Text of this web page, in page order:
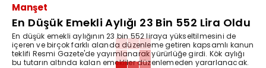
Manşet
En Düşük Emekli Aylığı 23 Bin 552 Lira Oldu
En düşük emekli aylığının 23 bin 552 liraya yükseltilmesini de
içeren ve birçok farklı alanda düzenleme getiren kapsamlı kanun
teklifi Resmi Gazete'de yayımlanarak yürürlüğe girdi. Kök aylığı
bu tutarın altında kalan emekliler düzenlemeden yararlanacak.